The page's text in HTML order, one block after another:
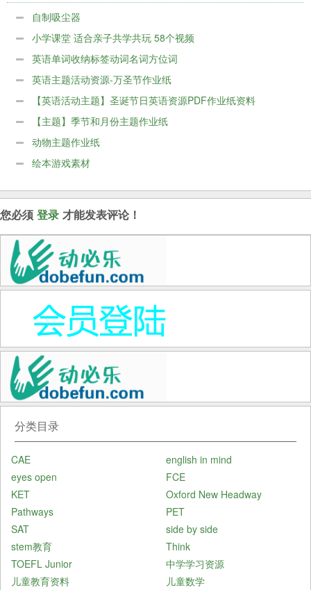
自制吸尘器
小学课堂 适合亲子共学共玩 58个视频
英语单词收纳标签动词名词方位词
英语主题活动资源-万圣节作业纸
【英语活动主题】圣诞节日英语资源PDF作业纸资料
【主题】季节和月份主题作业纸
动物主题作业纸
绘本游戏素材
您必须 登录 才能发表评论！
分类目录
CAE
english in mind
eyes open
FCE
KET
Oxford New Headway
Pathways
PET
SAT
side by side
stem教育
Think
TOEFL Junior
中学学习资源
儿童教育资料
儿童数学